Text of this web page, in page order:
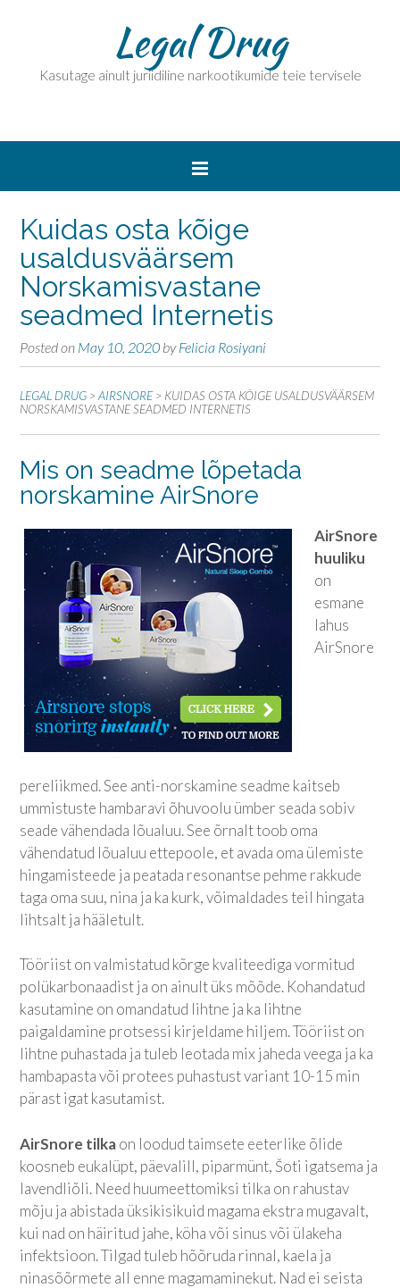
Legal Drug
Kasutage ainult juriidiline narkootikumide teie tervisele
Kuidas osta kõige
usaldusväärsem
Norskamisvastane
seadmed Internetis
Posted on May 10, 2020 byFelicia Rosiyani
LEGAL DRUG >AIRSNORE > KUIDAS OSTA KÕIGE USALDUSVÄÄRSEM
NORSKAMISVASTANE SEADMED INTERNETIS
Mis on seadme lõpetada
norskamine AirSnore
AirSnore
huuliku
on
esmane
lahus
AirSnore
pereliikmed. See anti-norskamine seadme kaitseb
ummistuste hambaravi õhuvoolu ümber seada sobiv
seade vähendada lõualuu. See õrnalt toob oma
vähendatud lõualuu ettepoole, et avada oma ülemiste
hingamisteede ja peatada resonantse pehme rakkude
taga oma suu, nina ja ka kurk, võimaldades teil hingata
lihtsalt ja hääletult.
Tööriist on valmistatud kõrge kvaliteediga vormitud
polükarbonaadist ja on ainult üks mõõde. Kohandatud
kasutamine on omandatud lihtne ja ka lihtne
paigaldamine protsessi kirjeldame hiljem. Tööriist on
lihtne puhastada ja tuleb leotada mix jaheda veega ja ka
hambapasta või protees puhastust variant 10-15 min
pärast igat kasutamist.
AirSnore tilkaon loodud taimsete eeterlike õlide
koosneb eukalüpt, päevalill, piparmünt, Šoti igatsema ja
lavendliõli. Need huumeettomiksi tilka on rahustav
mõju ja abistada üksikisikuid magama ekstra mugavalt,
kui nad on häiritud jahe, köha või sinus või ülakeha
infektsioon. Tilgad tuleb hõõruda rinnal, kaela ja
ninasõõrmete all enne magamaminekut. Nad ei seista